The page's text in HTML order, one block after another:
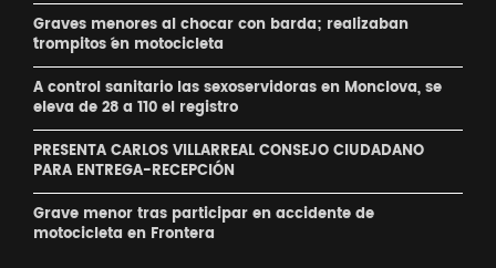
Graves menores al chocar con barda; realizaban
´trompitos ´en motocicleta
A control sanitario las sexoservidoras en Monclova, se
eleva de 28 a 110 el registro
PRESENTA CARLOS VILLARREAL CONSEJO CIUDADANO
PARA ENTREGA-RECEPCIÓN
Grave menor tras participar en accidente de
motocicleta en Frontera